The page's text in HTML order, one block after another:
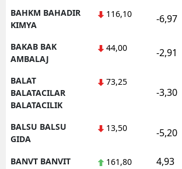
BAHKM BAHADIR
KIMYA
116,10 -6,97
BAKAB BAK
AMBALAJ
44,00 -2,91
BALAT
BALATACILAR
BALATACILIK
73,25
-3,30
BALSU BALSU
GIDA
13,50 -5,20
BANVT BANVIT 161,80 4,93